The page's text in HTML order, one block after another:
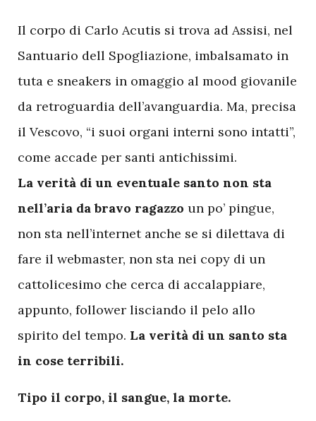
Il corpo di Carlo Acutis si trova ad Assisi, nel
Santuario dell Spogliazione, imbalsamato in
tuta e sneakers in omaggio al mood giovanile
da retroguardia dell’avanguardia. Ma, precisa
il Vescovo, “i suoi organi interni sono intatti”,
come accade per santi antichissimi.
La verità di un eventuale santo non sta
nell’aria da bravo ragazzo un po’ pingue,
non sta nell’internet anche se si dilettava di
fare il webmaster, non sta nei copy di un
cattolicesimo che cerca di accalappiare,
appunto, follower lisciando il pelo allo
spirito del tempo. La verità di un santo sta
in cose terribili.
Tipo il corpo, il sangue, la morte.